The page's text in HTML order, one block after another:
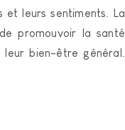
et leurs sentiments. La
promouvoir la santé
bien-être général.